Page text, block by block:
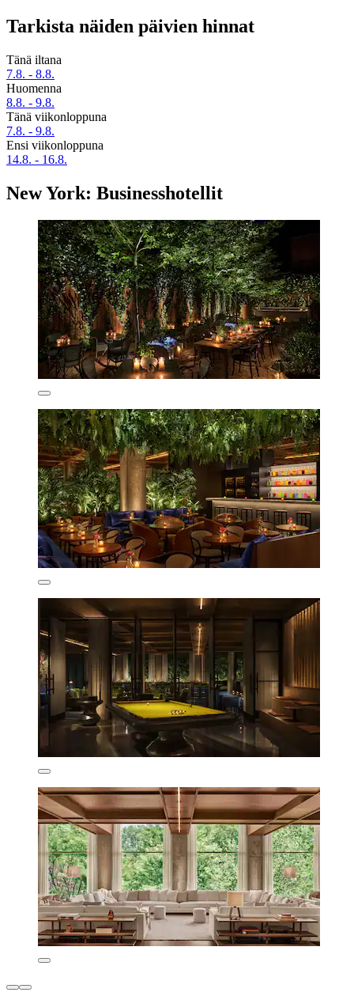
Tarkista näiden päivien hinnat
Tänä iltana
7.8. - 8.8.
Huomenna
8.8. - 9.8.
Tänä viikonloppuna
7.8. - 9.8.
Ensi viikonloppuna
14.8. - 16.8.
New York: Businesshotellit